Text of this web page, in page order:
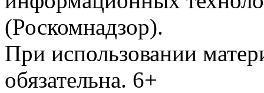
(Роскомнадзор).
При использовании
обязательна. 6+